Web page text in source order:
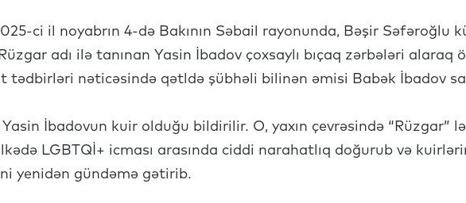
ci il noyabrın 4-də Bakının Səbail rayonunda, Bəşir Səfəroğlu
adı ilə tanınan Yasin İbadov çoxsaylı bıçaq zərbələri alaraq
tədbirləri nəticəsində qətldə şübhəli bilinən əmisi Babək İbadov
İbadovun kuir olduğu bildirilir. O, yaxın çevrəsində “Rüzgar”
LGBTQİ+ icması arasında ciddi narahatlıq doğurub və
yenidən gündəmə gətirib.